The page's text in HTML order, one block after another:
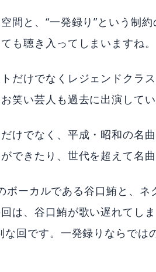
間と、“一発録り”という制
も聴き入ってしまいますね。
だけでなくレジェンドクラ
笑い芸人も過去に出演してい
けでなく、平成・昭和の名
できたり、世代を超えて名
ボーカルである谷口鮪と、
は、谷口鮪が歌い遅れてし
な回です。一発録りならで